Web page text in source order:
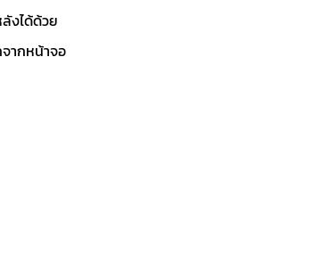
งได้ด้วย
ากหน้าจอ